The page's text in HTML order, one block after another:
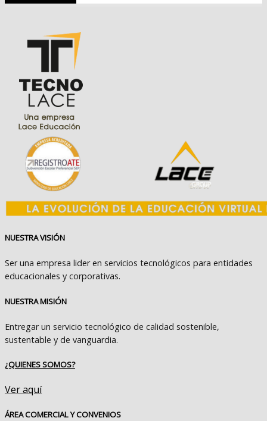
$119.990.$69.990.
NUESTRA VISIÓN
Ser una empresa lider en servicios tecnológicos para entidades
educacionales y corporativas.
NUESTRA MISIÓN
Entregar un servicio tecnológico de calidad sostenible,
sustentable y de vanguardia.
¿QUIENES SOMOS?
Ver aquí
ÁREA COMERCIAL Y CONVENIOS